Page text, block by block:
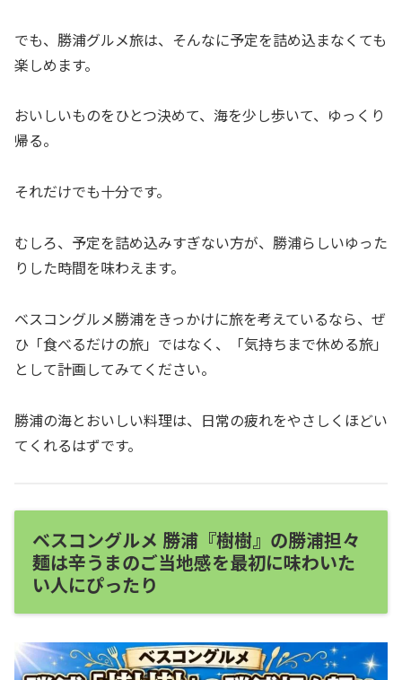
でも、勝浦グルメ旅は、そんなに予定を詰め込まなくても
楽しめます。
おいしいものをひとつ決めて、海を少し歩いて、ゆっくり
帰る。
それだけでも十分です。
むしろ、予定を詰め込みすぎない方が、勝浦らしいゆった
りした時間を味わえます。
ベスコングルメ勝浦をきっかけに旅を考えているなら、ぜ
ひ「食べるだけの旅」ではなく、「気持ちまで休める旅」
として計画してみてください。
勝浦の海とおいしい料理は、日常の疲れをやさしくほどい
てくれるはずです。
ベスコングルメ 勝浦『樹樹』の勝浦担々
麺は辛うまのご当地感を最初に味わいた
い人にぴったり